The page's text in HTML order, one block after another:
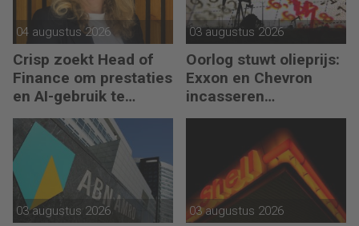
04 augustus 2026
Crisp zoekt Head of
Finance om prestaties
en AI-gebruik te
versnellen
03 augustus 2026
Oorlog stuwt olieprijs:
Exxon en Chevron
incasseren
miljardenwinsten
03 augustus 2026 03 augustus 2026